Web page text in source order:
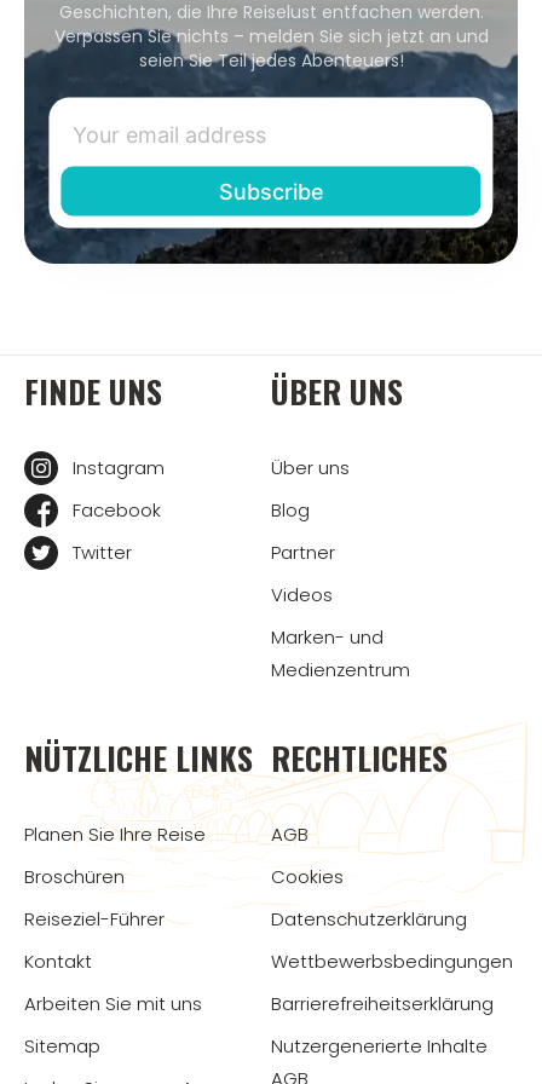
Geschichten, die Ihre Reiselust entfachen werden.
Verpassen Sie nichts – melden Sie sich jetzt an und
seien Sie Teil jedes Abenteuers!
FINDE UNS
Instagram
Facebook
Twitter
ÜBER UNS
Über uns
Blog
Partner
Videos
Marken- und
Medienzentrum
NÜTZLICHE LINKS
Planen Sie Ihre Reise
Broschüren
Reiseziel-Führer
Kontakt
Arbeiten Sie mit uns
Sitemap
RECHTLICHES
AGB
Cookies
Datenschutzerklärung
Wettbewerbsbedingungen
Barrierefreiheitserklärung
Nutzergenerierte Inhalte
AGB